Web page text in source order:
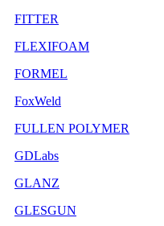
FITTER
FLEXIFOAM
FORMEL
FoxWeld
FULLEN POLYMER
GDLabs
GLANZ
GLESGUN